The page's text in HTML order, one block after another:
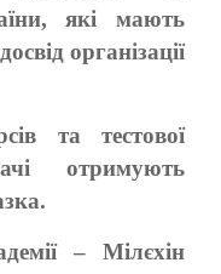
які мають
організації
та тестової
отримують
– Мілєхін